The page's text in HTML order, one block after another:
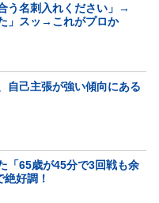
う名刺入れください」→
」スッ→これがプロか
自己主張が強い傾向にある
「65歳が45分で3回戦も余
好調！